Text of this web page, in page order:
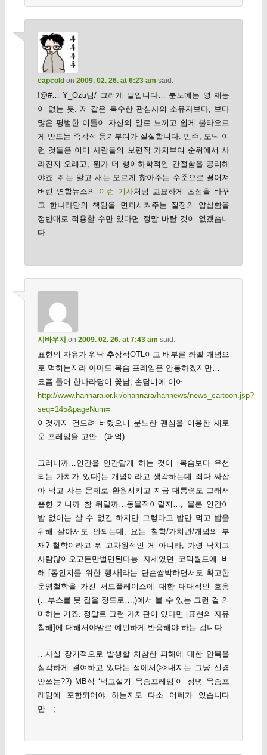
capcold on 2009. 02. 26. at 6:23 am said:
!@#… Y_Ozu님/ 그러게 말입니다… 분노에는 영 재능
이 없는 듯. 저 같은 특수한 관심사의 소유자보다, 보다
많은 평범한 이들이 자신의 일로 느끼고 쉽게 불타오르
게 만드는 즉각적 동기부여가 절실합니다. 민주, 도덕 이
런 것들은 이미 사람들의 보편적 가치부여 순위에서 사
라진지 오래고, 뭔가 더 형이하학적인 간절함을 궁리해
야죠. 쥐는 알고 새는 모르게 핥아주는 수준으로 떨어져
버린 연합뉴스의 이런 기사처럼 교묘하게 초점을 바꾸
고 한나라당의 책임을 면피시켜주는 절정의 얍삽함을
정반대로 적용할 수만 있다면 정말 바랄 것이 없겠습니
다.
시바우치 on 2009. 02. 26. at 7:43 am said:
표현의 자유가 워낙 추상적OTL이고 배부른 좌빨 개념으
로 먹히는지라 아마도 목숨 프레임은 안통하겠지만…
요즘 들어 한나라당이 꽃남, 손담비에 이어
http://www.hannara.or.kr/ohannara/hannews/news_cartoon.jsp?
seq=145&pageNum=
이것까지 건드려 버렸으니 분노한 팬심을 이용한 새로
운 프레임을 고안…(퍼억)
그러니까…인간을 인간답게 하는 것이 [목숨보다 우선
되는 가치가 있다]는 개념이라고 생각하는데 죄다 싸잡
아 먹고 사는 문제로 환원시키고 지금 대통령도 그래서
뽑힌 거니까 참 뭐랄까…동물적이랄지…; 물론 인간이
밥 없이는 살 수 없긴 하지만 그렇다고 밥만 먹고 밥을
위해 살아서도 안되는데, 요는 철학/가치관/개념의 부
재? 철학이라고 뭐 고차원적인 게 아니라, 가령 닥치고
사람많이오고돈만벌면된다능 자세였던 코믹월드에 비
해 [동인지를 위한 행사]라는 단순쌈박하면서도 확고한
운영철학을 가진 서드플레이스에 대한 대대적인 호응
(…부스를 못 잡을 정도로…;)에서 볼 수 있는 그런 걸 의
미하는 거죠. 정말로 그런 가치관이 있다면 [표현의 자유
침해]에 대해서야말로 예민하게 반응해야 하는 겁니다.
…사실 장기적으로 발생할 처참한 피해에 대한 안목을
심각하게 결여하고 있다는 점에서(>>내지는 그냥 신경
안쓰는??) MB식 ‘먹고살기 목숨프레임’이 정녕 목숨프
레임에 포함되어야 하는지도 다소 어폐가 있습니다
만…;